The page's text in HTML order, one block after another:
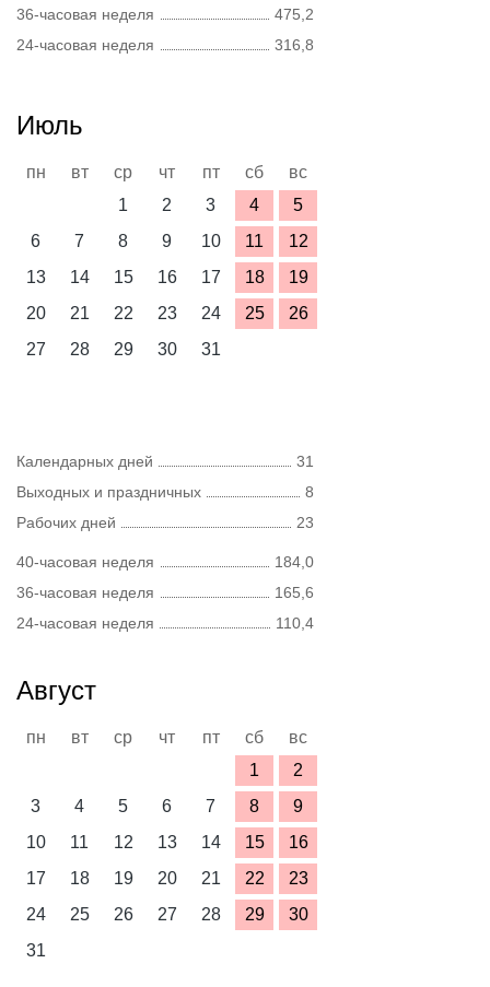
36-часовая неделя
475,2
24-часовая неделя
316,8
Июль
пн вт ср чт пт сб
вс
1
2 3 4
5
6
7 8 9 10 11
12
13
14 15 16 17 18
19
20
21 22 23 24 25
26
27
28 29 30 31
Календарных дней
31
Выходных и праздничных
8
Рабочих дней
23
40-часовая неделя
184,0
36-часовая неделя
165,6
24-часовая неделя
110,4
Август
пн вт ср чт пт сб
вс
1
2
3
4 5 6 7 8
9
10
11 12 13 14 15
16
17
18 19 20 21 22
23
24
25 26 27 28 29
30
31